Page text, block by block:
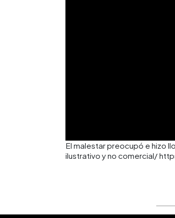
El malestar preocupó e hizo
ilustrativo y no comercial/